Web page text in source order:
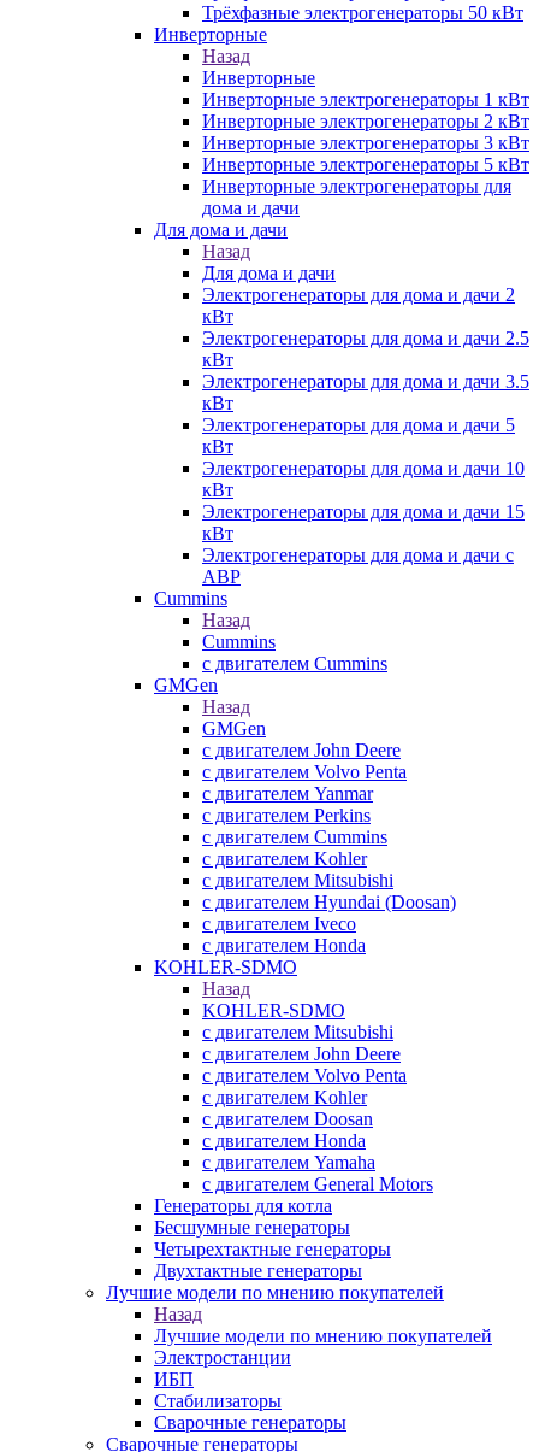
Трёхфазные электрогенераторы 50 кВт
Инверторные
Назад
Инверторные
Инверторные электрогенераторы 1 кВт
Инверторные электрогенераторы 2 кВт
Инверторные электрогенераторы 3 кВт
Инверторные электрогенераторы 5 кВт
Инверторные электрогенераторы для
дома и дачи
Для дома и дачи
Назад
Для дома и дачи
Электрогенераторы для дома и дачи 2
кВт
Электрогенераторы для дома и дачи 2.5
кВт
Электрогенераторы для дома и дачи 3.5
кВт
Электрогенераторы для дома и дачи 5
кВт
Электрогенераторы для дома и дачи 10
кВт
Электрогенераторы для дома и дачи 15
кВт
Электрогенераторы для дома и дачи с
АВР
Cummins
Назад
Cummins
с двигателем Cummins
GMGen
Назад
GMGen
с двигателем John Deere
с двигателем Volvo Penta
с двигателем Yanmar
с двигателем Perkins
с двигателем Cummins
с двигателем Kohler
с двигателем Mitsubishi
с двигателем Hyundai (Doosan)
с двигателем Iveco
с двигателем Honda
KOHLER-SDMO
Назад
KOHLER-SDMO
с двигателем Mitsubishi
с двигателем John Deere
с двигателем Volvo Penta
с двигателем Kohler
с двигателем Doosan
с двигателем Honda
с двигателем Yamaha
с двигателем General Motors
Генераторы для котла
Бесшумные генераторы
Четырехтактные генераторы
Двухтактные генераторы
Лучшие модели по мнению покупателей
Назад
Лучшие модели по мнению покупателей
Электростанции
ИБП
Стабилизаторы
Сварочные генераторы
Сварочные генераторы